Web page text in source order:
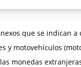
que se indican
y motovehículos
monedas